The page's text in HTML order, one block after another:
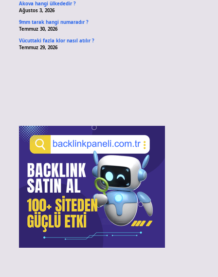
Akova hangi ülkededir ?
Ağustos 3, 2026
9mm tarak hangi numaradır ?
Temmuz 30, 2026
Vücuttaki fazla klor nasıl atılır ?
Temmuz 29, 2026